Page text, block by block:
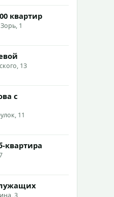
квартир
1
13
с
11
квартира
3